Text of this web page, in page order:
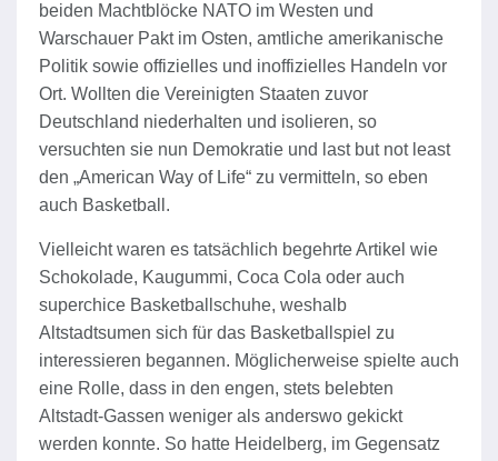
beiden Machtblöcke NATO im Westen und
Warschauer Pakt im Osten, amtliche amerikanische
Politik sowie offizielles und inoffizielles Handeln vor
Ort. Wollten die Vereinigten Staaten zuvor
Deutschland niederhalten und isolieren, so
versuchten sie nun Demokratie und last but not least
den „American Way of Life“ zu vermitteln, so eben
auch Basketball.
Vielleicht waren es tatsächlich begehrte Artikel wie
Schokolade, Kaugummi, Coca Cola oder auch
superchice Basketballschuhe, weshalb
Altstadtsumen sich für das Basketballspiel zu
interessieren begannen. Möglicherweise spielte auch
eine Rolle, dass in den engen, stets belebten
Altstadt-Gassen weniger als anderswo gekickt
werden konnte. So hatte Heidelberg, im Gegensatz